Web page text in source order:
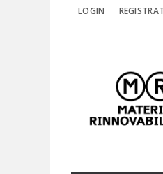
LOGIN